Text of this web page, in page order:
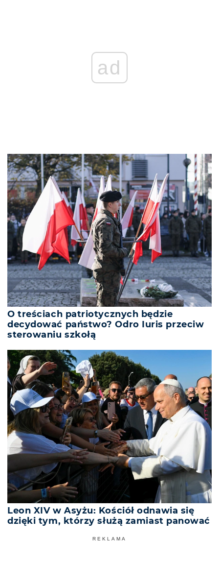
ad
O treściach patriotycznych będzie
decydować państwo? Odro Iuris przeciw
sterowaniu szkołą
Leon XIV w Asyżu: Kościół odnawia się
dzięki tym, którzy służą zamiast panować
REKLAMA